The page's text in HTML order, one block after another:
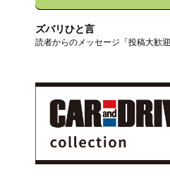
ズバリひと言
読者からのメッセージ「投稿大歓迎